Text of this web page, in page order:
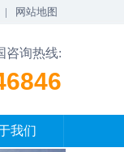
| 网站地图
咨询热线:
我们